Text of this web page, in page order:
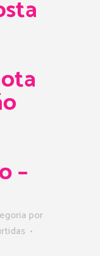
–
por